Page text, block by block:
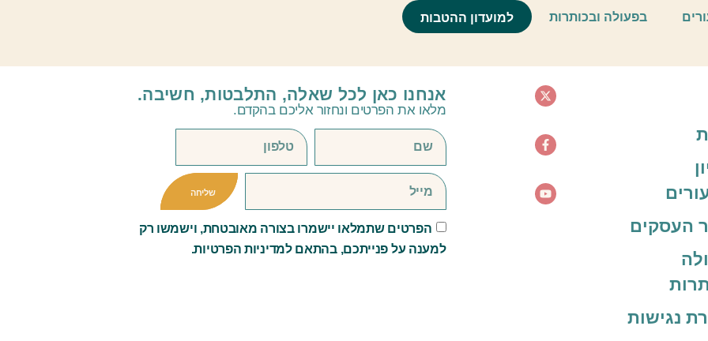
בפעולה ובכותרות למועדון ההטבות יד
העסקים
נגישות
אנחנו כאן לכל שאלה, התלבטות, חשיבה.
מלאו את הפרטים ונחזור אליכם בהקדם.
הפרטים שתמלאו יישמרו בצורה מאובטחת, וישמשו רק
למענה על פנייתכם, בהתאם למדיניות הפרטיות.
שליחה